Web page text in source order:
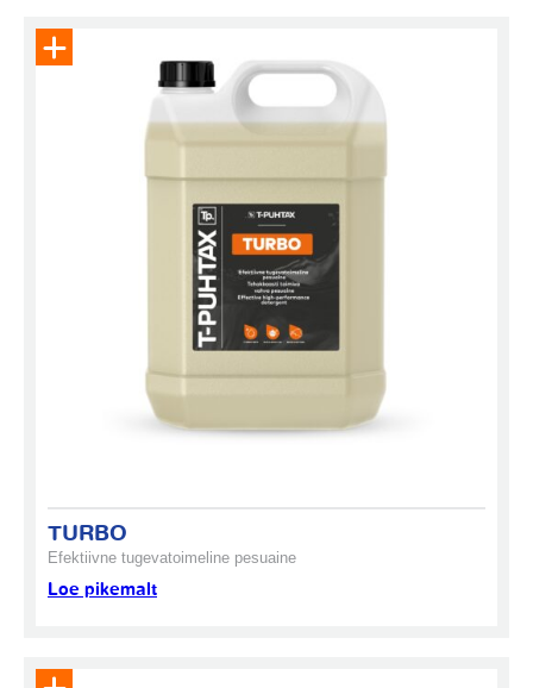
Eemalda toode päringukorvist
TURBO
Efektiivne tugevatoimeline pesuaine
Loe pikemalt
Eemalda toode päringukorvist